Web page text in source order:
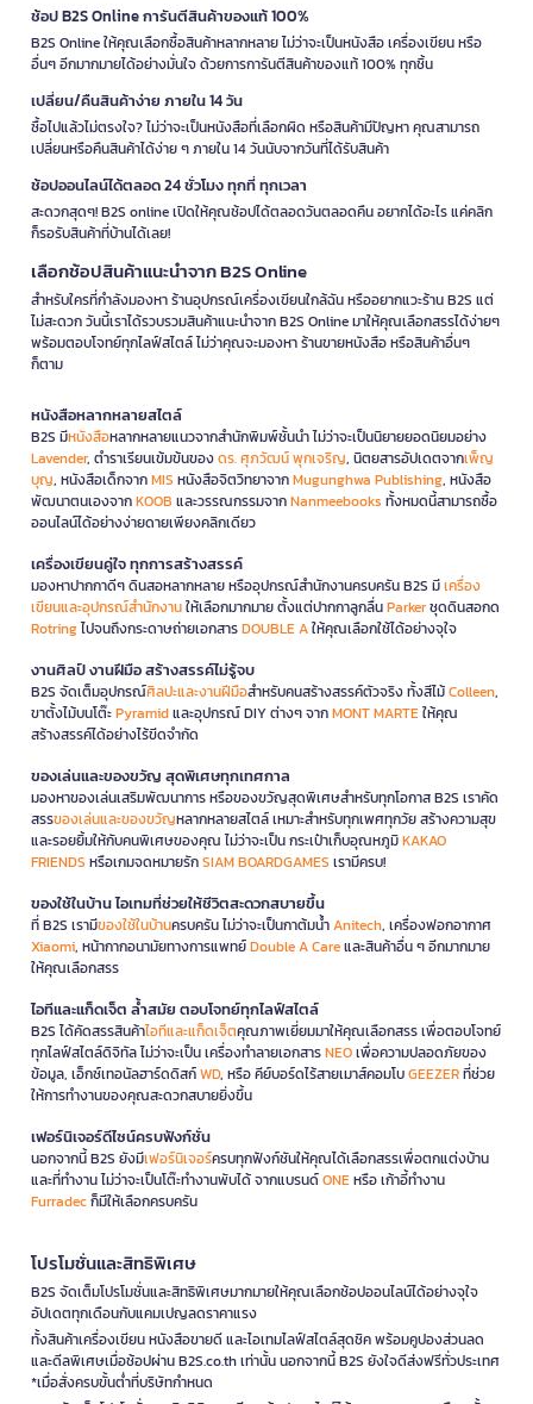
ช้อป B2S Online การันตีสินค้าของแท้ 100%
B2S Online ให้คุณเลือกซื้อสินค้าหลากหลาย ไม่ว่าจะเป็นหนังสือ เครื่องเขียน หรือ
อื่นๆ อีกมากมายได้อย่างมั่นใจ ด้วยการการันตีสินค้าของแท้ 100% ทุกชิ้น
เปลี่ยน/คืนสินค้าง่าย ภายใน 14 วัน
ซื้อไปแล้วไม่ตรงใจ? ไม่ว่าจะเป็นหนังสือที่เลือกผิด หรือสินค้ามีปัญหา คุณสามารถ
เปลี่ยนหรือคืนสินค้าได้ง่าย ๆ ภายใน 14 วันนับจากวันที่ได้รับสินค้า
ช้อปออนไลน์ได้ตลอด 24 ชั่วโมง ทุกที่ ทุกเวลา
สะดวกสุดๆ! B2S online เปิดให้คุณช้อปได้ตลอดวันตลอดคืน อยากได้อะไร แค่คลิก
ก็รอรับสินค้าที่บ้านได้เลย!
เลือกช้อปสินค้าแนะนำจาก B2S Online
สำหรับใครที่กำลังมองหา ร้านอุปกรณ์เครื่องเขียนใกล้ฉัน หรืออยากแวะร้าน B2S แต่
ไม่สะดวก วันนี้เราได้รวบรวมสินค้าแนะนำจาก B2S Online มาให้คุณเลือกสรรได้ง่ายๆ
พร้อมตอบโจทย์ทุกไลฟ์สไตล์ ไม่ว่าคุณจะมองหา ร้านขายหนังสือ หรือสินค้าอื่นๆ
ก็ตาม
หนังสือหลากหลายสไตล์
B2S มีหนังสือหลากหลายแนวจากสำนักพิมพ์ชั้นนำ ไม่ว่าจะเป็นนิยายยอดนิยมอย่าง
Lavender, ตำราเรียนเข้มข้นของดร. ศุภวัฒน์ พุกเจริญ, นิตยสารอัปเดตจากเพ็ญ
บุญ, หนังสือเด็กจากMIS หนังสือจิตวิทยาจากMugunghwa Publishing, หนังสือ
พัฒนาตนเองจากKOOB และวรรณกรรมจากNanmeebooks ทั้งหมดนี้สามารถซื้อ
ออนไลน์ได้อย่างง่ายดายเพียงคลิกเดียว
เครื่องเขียนคู่ใจ ทุกการสร้างสรรค์
มองหาปากกาดีๆ ดินสอหลากหลาย หรืออุปกรณ์สำนักงานครบครัน B2S มีเครื่อง
เขียนและอุปกรณ์สำนักงานให้เลือกมากมาย ตั้งแต่ปากกาลูกลื่นParkerชุดดินสอกด
Rotringไปจนถึงกระดาษถ่ายเอกสารDOUBLE Aให้คุณเลือกใช้ได้อย่างจุใจ
งานศิลป์ งานฝีมือ สร้างสรรค์ไม่รู้จบ
B2S จัดเต็มอุปกรณ์ศิลปะและงานฝีมือสำหรับคนสร้างสรรค์ตัวจริง ทั้งสีไม้Colleen,
ขาตั้งไม้บนโต๊ะPyramidและอุปกรณ์ DIY ต่างๆ จากMONT MARTEให้คุณ
สร้างสรรค์ได้อย่างไร้ขีดจำกัด
ของเล่นและของขวัญ สุดพิเศษทุกเทศกาล
มองหาของเล่นเสริมพัฒนาการ หรือของขวัญสุดพิเศษสำหรับทุกโอกาส B2S เราคัด
สรรของเล่นและของขวัญหลากหลายสไตล์ เหมาะสำหรับทุกเพศทุกวัย สร้างความสุข
และรอยยิ้มให้กับคนพิเศษของคุณ ไม่ว่าจะเป็น กระเป๋าเก็บอุณหภูมิKAKAO
FRIENDS หรือเกมจดหมายรักSIAM BOARDGAMES เรามีครบ!
ของใช้ในบ้าน ไอเทมที่ช่วยให้ชีวิตสะดวกสบายขึ้น
ที่ B2S เรามีของใช้ในบ้านครบครัน ไม่ว่าจะเป็นกาต้มน้ำAnitech, เครื่องฟอกอากาศ
Xiaomi, หน้ากากอนามัยทางการแพทย์Double A Careและสินค้าอื่น ๆ อีกมากมาย
ให้คุณเลือกสรร
ไอทีและแก็ดเจ็ต ล้ำสมัย ตอบโจทย์ทุกไลฟ์สไตล์
B2S ได้คัดสรรสินค้าไอทีและแก็ดเจ็ตคุณภาพเยี่ยมมาให้คุณเลือกสรร เพื่อตอบโจทย์
ทุกไลฟ์สไตล์ดิจิทัล ไม่ว่าจะเป็น เครื่องทำลายเอกสารNEOเพื่อความปลอดภัยของ
ข้อมูล, เอ็กซ์เทอนัลฮาร์ดดิสก์WD, หรือ คีย์บอร์ดไร้สายเมาส์คอมโบGEEZERที่ช่วย
ให้การทำงานของคุณสะดวกสบายยิ่งขึ้น
เฟอร์นิเจอร์ดีไซน์ครบฟังก์ชั่น
นอกจากนี้ B2S ยังมีเฟอร์นิเจอร์ครบทุกฟังก์ชันให้คุณได้เลือกสรรเพื่อตกแต่งบ้าน
และที่ทำงาน ไม่ว่าจะเป็นโต๊ะทำงานพับได้ จากแบรนด์ONEหรือ เก้าอี้ทำงาน
Furradecก็มีให้เลือกครบครัน
โปรโมชั่นและสิทธิพิเศษ
B2S จัดเต็มโปรโมชั่นและสิทธิพิเศษมากมายให้คุณเลือกช้อปออนไลน์ได้อย่างจุใจ
อัปเดตทุกเดือนกับแคมเปญลดราคาแรง
ทั้งสินค้าเครื่องเขียน หนังสือขายดี และไอเทมไลฟ์สไตล์สุดชิค พร้อมคูปองส่วนลด
และดีลพิเศษเมื่อช้อปผ่าน B2S.co.th เท่านั้น นอกจากนี้ B2S ยังใจดีส่งฟรีทั่วประเทศ
*เมื่อสั่งครบขั้นต่ำที่บริษัทกำหนด